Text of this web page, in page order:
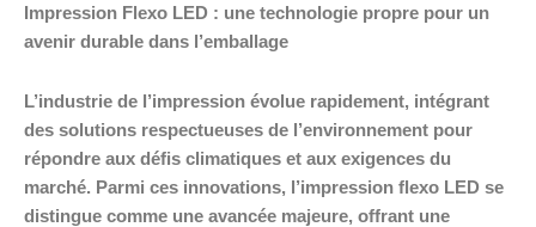
Impression Flexo LED : une technologie propre pour un
avenir durable dans l’emballage
L’industrie de l’impression évolue rapidement, intégrant
des solutions respectueuses de l’environnement pour
répondre aux défis climatiques et aux exigences du
marché. Parmi ces innovations, l’impression flexo LED se
distingue comme une avancée majeure, offrant une